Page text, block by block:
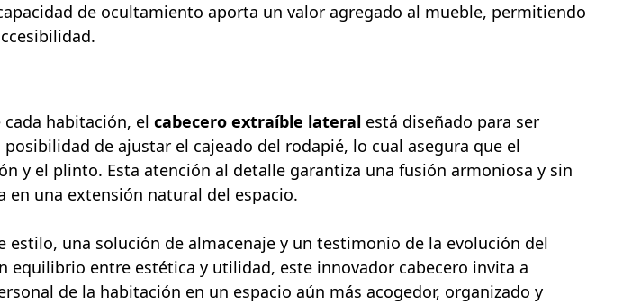
de ocultamiento aporta un valor agregado al mueble, permitiendo
habitación, el cabecero extraíble lateral está diseñado para ser
de ajustar el cajeado del rodapié, lo cual asegura que el
y el plinto. Esta atención al detalle garantiza una fusión armoniosa y sin
una extensión natural del espacio.
una solución de almacenaje y un testimonio de la evolución del
equilibrio entre estética y utilidad, este innovador cabecero invita a
de la habitación en un espacio aún más acogedor, organizado y